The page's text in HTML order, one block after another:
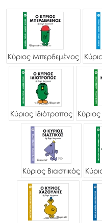
Κύριος Μπερδεμένος
Κύριος Ιδιότροπος
Κύριος Βιαστικός